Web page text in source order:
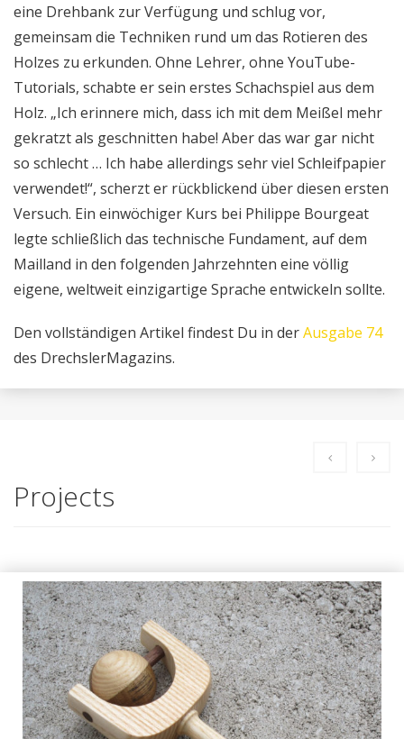
eine Drehbank zur Verfügung und schlug vor,
gemeinsam die Techniken rund um das Rotieren des
Holzes zu erkunden. Ohne Lehrer, ohne YouTube-
Tutorials, schabte er sein erstes Schachspiel aus dem
Holz. „Ich erinnere mich, dass ich mit dem Meißel mehr
gekratzt als geschnitten habe! Aber das war gar nicht
so schlecht … Ich habe allerdings sehr viel Schleifpapier
verwendet!“, scherzt er rückblickend über diesen ersten
Versuch. Ein einwöchiger Kurs bei Philippe Bourgeat
legte schließlich das technische Fundament, auf dem
Mailland in den folgenden Jahrzehnten eine völlig
eigene, weltweit einzigartige Sprache entwickeln sollte.
Den vollständigen Artikel findest Du in derAusgabe 74
des DrechslerMagazins.
Projects
Kinderklapper drechseln